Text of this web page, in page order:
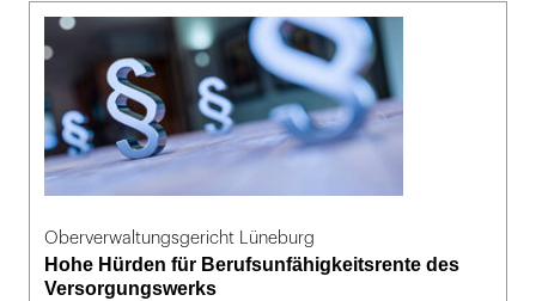
Oberverwaltungsgericht Lüneburg
Hohe Hürden für Berufsunfähigkeitsrente des
Versorgungswerks